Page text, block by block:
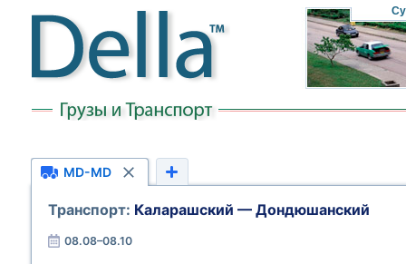
MD-MD
Транспорт: Каларашский — Дондюшанский
08.08–08.10